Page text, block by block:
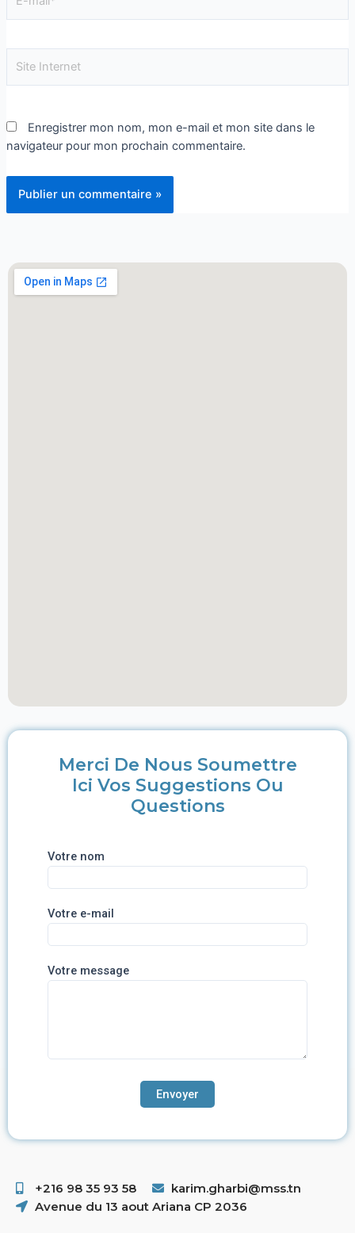
Enregistrer mon nom, mon e-mail et mon site dans le
navigateur pour mon prochain commentaire.
Merci De Nous Soumettre
Ici Vos Suggestions Ou
Questions
Votre nom
Votre e-mail
Votre message
+216 98 35 93 58 ​
karim.gharbi@mss.tn
Avenue du 13 aout Ariana CP 2036